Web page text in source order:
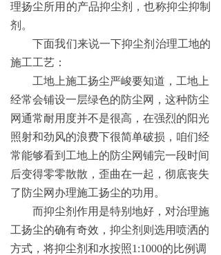
理扬尘所用的产品抑尘剂，也称抑尘抑制
剂。
下面我们来说一下抑尘剂治理工地的
施工工艺：
工地上施工扬尘严峻要知道，工地上
经常会铺设一层绿色的防尘网，这种防尘
网通常耐用度并不是很高，在强烈的阳光
照射和劲风的浪费下很简单破损，咱们经
常能够看到工地上的防尘网铺完一段时间
后变得零零散散，歪曲在一起，彻底丧失
了防尘网办理施工扬尘的功用。
而抑尘剂作用是特别地好，对治理施
工扬尘的确有奇效，抑尘剂则选用喷洒的
方式，将抑尘剂和水按照1:1000的比例调